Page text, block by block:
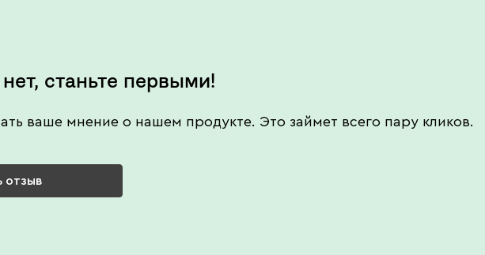
станьте первыми!
ваше мнение о нашем продукте. Это займет всего пару кликов.
отзыв